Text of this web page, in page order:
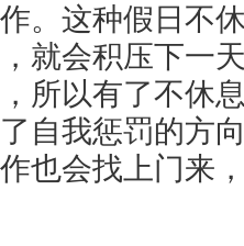
。这种假日不
，就会积压下一
所以有了不休
自我惩罚的方
也会找上门来